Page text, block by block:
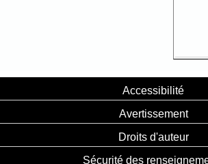
Accessibilité
Avertissement
Droits d'auteur
Sécurité des